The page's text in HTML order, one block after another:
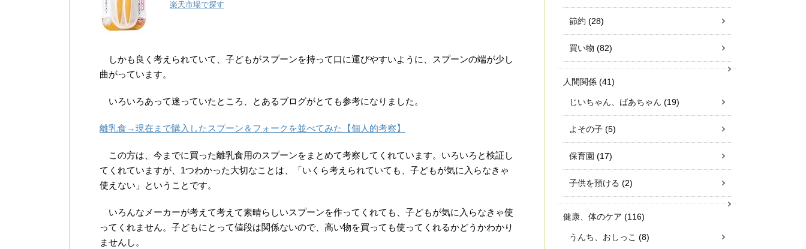
楽天市場で探す
しかも良く考えられていて、子どもがスプーンを持って口に運びやすいように、スプーンの端が少し
曲がっています。
いろいろあって迷っていたところ、とあるブログがとても参考になりました。
離乳食→現在まで購入したスプーン＆フォークを並べてみた【個人的考察】
この方は、今までに買った離乳食用のスプーンをまとめて考察してくれています。いろいろと検証し
てくれていますが、1つわかった大切なことは、「いくら考えられていても、子どもが気に入らなきゃ
使えない」ということです。
いろんなメーカーが考えて考えて素晴らしいスプーンを作ってくれても、子どもが気に入らなきゃ使
ってくれません。子どもにとって値段は関係ないので、高い物を買っても使ってくれるかどうかわかり
ませんし。
節約 (28)
買い物 (82)
人間関係 (41)
じいちゃん、ばあちゃん (19)
よその子 (5)
保育園 (17)
子供を預ける (2)
健康、体のケア (116)
うんち、おしっこ (8)